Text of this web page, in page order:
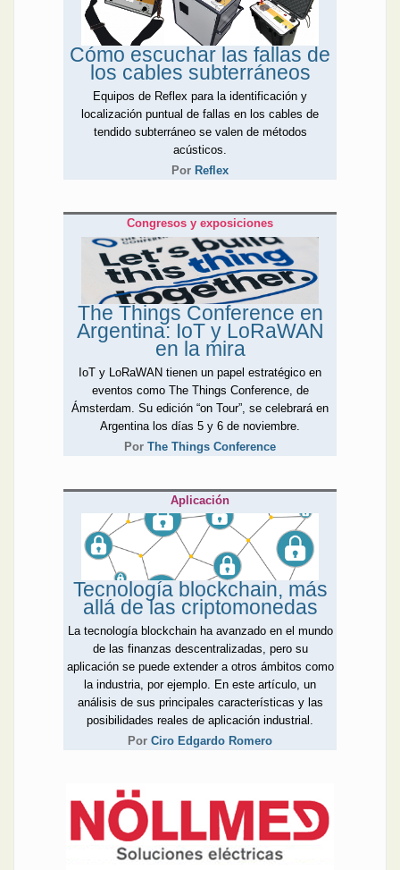
Cómo escuchar las fallas de
los cables subterráneos
Equipos de Reflex para la identificación y
localización puntual de fallas en los cables de
tendido subterráneo se valen de métodos
acústicos.
Por Reflex
Congresos y exposiciones
The Things Conference en
Argentina: IoT y LoRaWAN
en la mira
IoT y LoRaWAN tienen un papel estratégico en
eventos como The Things Conference, de
Ámsterdam. Su edición “on Tour”, se celebrará en
Argentina los días 5 y 6 de noviembre.
Por The Things Conference
Aplicación
Tecnología blockchain, más
allá de las criptomonedas
La tecnología blockchain ha avanzado en el mundo
de las finanzas descentralizadas, pero su
aplicación se puede extender a otros ámbitos como
la industria, por ejemplo. En este artículo, un
análisis de sus principales características y las
posibilidades reales de aplicación industrial.
Por Ciro Edgardo Romero